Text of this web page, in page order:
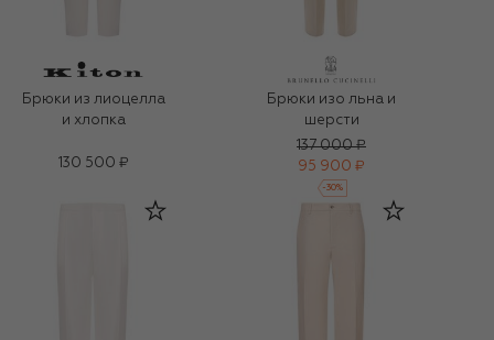
Брюки из лиоцелла
и хлопка
130 500 ₽
Брюки изо льна и
шерсти
137 000 ₽
95 900 ₽
-30%